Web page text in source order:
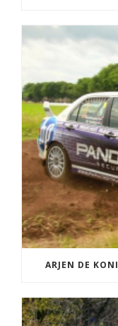
ARJEN DE